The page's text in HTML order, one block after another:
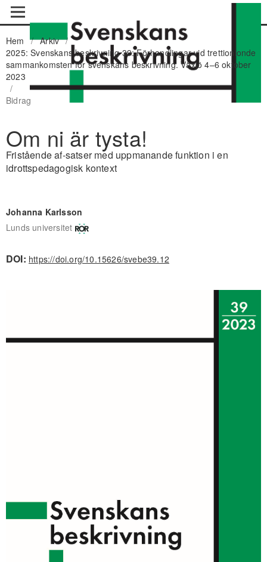
Hem / Arkiv /
2025: Svenskans beskrivning 39: Förhandlingar vid trettionionde
sammankomsten för svenskans beskrivning. Växjö 4–6 oktober
2023
/
Bidrag
Om ni är tysta!
Fristående af-satser med uppmanande funktion i en
idrottspedagogisk kontext
Johanna Karlsson
Lunds universitet
DOI: https://doi.org/10.15626/svebe39.12